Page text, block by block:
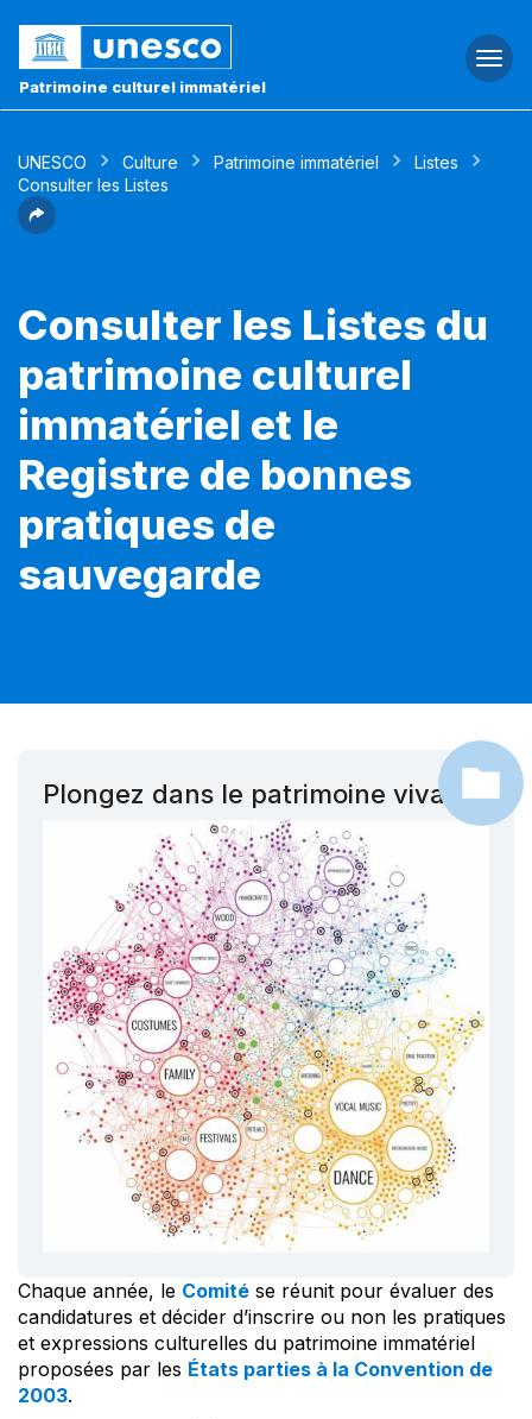
Patrimoine culturel immatériel
UNESCO Culture Patrimoine immatériel
Listes
Consulter les Listes
Consulter les Listes du
patrimoine culturel
immatériel et le
Registre de bonnes
pratiques de
sauvegarde
Plongez dans le patrimoine vivant !
Chaque année, le Comité se réunit pour évaluer des
candidatures et décider d’inscrire ou non les pratiques
et expressions culturelles du patrimoine immatériel
proposées par les États parties à la Convention de
2003.